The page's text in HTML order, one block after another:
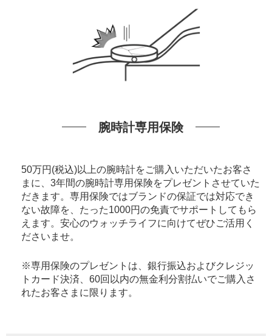
腕時計専用保険
50万円(税込)以上の腕時計をご購入いただいたお客さ
まに、3年間の腕時計専用保険をプレゼントさせていた
だきます。専用保険ではブランドの保証では対応でき
ない故障を、たった1000円の免責でサポートしてもら
えます。安心のウォッチライフに向けてぜひご活用く
ださいませ。
※専用保険のプレゼントは、銀行振込およびクレジッ
トカード決済、60回以内の無金利分割払いでご購入さ
れたお客さまに限ります。